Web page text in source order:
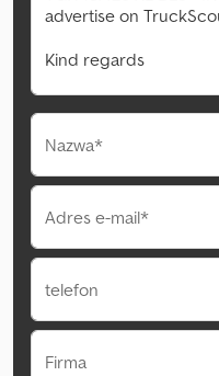
Nazwa*
Adres e-mail*
telefon
Firma